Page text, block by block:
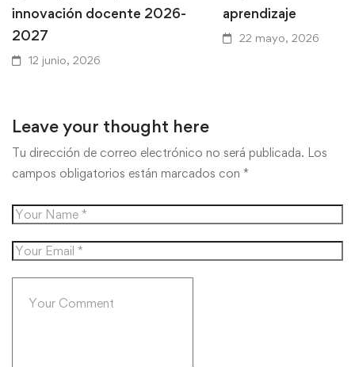
innovación docente 2026-
2027
12 junio, 2026
aprendizaje
22 mayo, 2026
Leave your thought here
Tu dirección de correo electrónico no será publicada. Los
campos obligatorios están marcados con *